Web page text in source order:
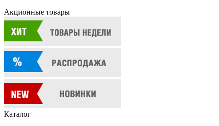
Акционные товары
Каталог